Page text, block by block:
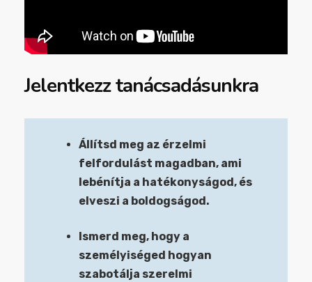
Jelentkezz tanácsadásunkra
Állítsd meg az érzelmi
felfordulást magadban, ami
lebénítja a hatékonyságod, és
elveszi a boldogságod.
Ismerd meg, hogy a
személyiséged hogyan
szabotálja szerelmi